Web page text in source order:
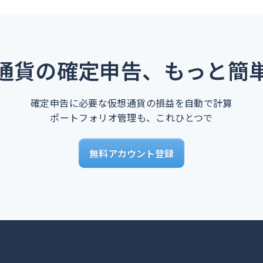
貨の確定申告、もっと簡
確定申告に必要な仮想通貨の損益を自動で計算
ポートフォリオ管理も、これひとつで
無料アカウント登録